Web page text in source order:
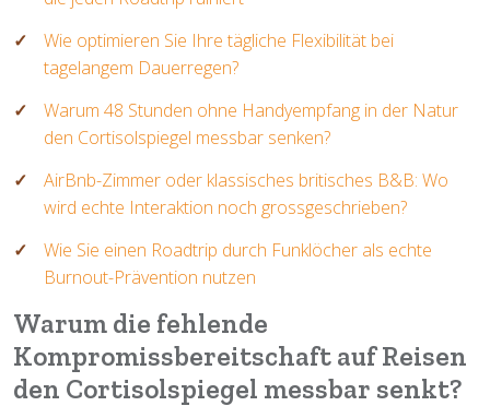
Wie optimieren Sie Ihre tägliche Flexibilität bei
tagelangem Dauerregen?
Warum 48 Stunden ohne Handyempfang in der Natur
den Cortisolspiegel messbar senken?
AirBnb-Zimmer oder klassisches britisches B&B: Wo
wird echte Interaktion noch grossgeschrieben?
Wie Sie einen Roadtrip durch Funklöcher als echte
Burnout-Prävention nutzen
Warum die fehlende
Kompromissbereitschaft auf Reisen
den Cortisolspiegel messbar senkt?